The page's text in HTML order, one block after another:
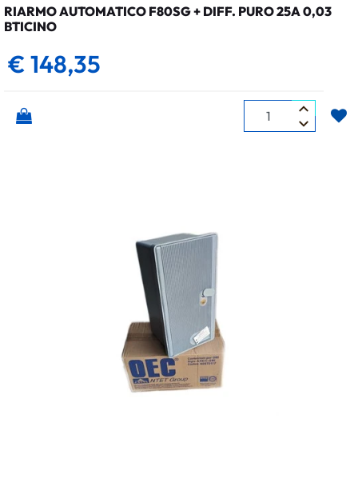
RIARMO AUTOMATICO F80SG + DIFF. PURO 25A 0,03
BTICINO
€ 148,35
Quantità